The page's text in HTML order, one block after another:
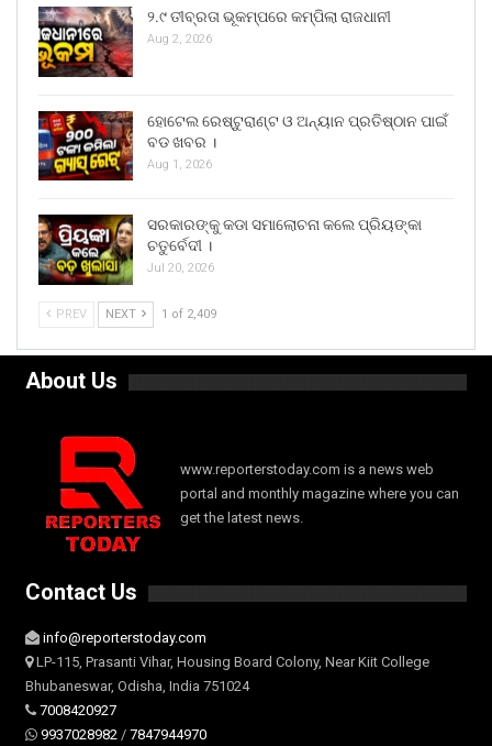
୨.୯ ତୀବ୍ରତା ଭୂକମ୍ପରେ କମ୍ପିଲା ରାଜଧାନୀ
Aug 2, 2026
ହୋଟେଲ ରେଷ୍ଟୁରାଣ୍ଟ ଓ ଅନ୍ୟାନ ପ୍ରତିଷ୍ଠାନ ପାଇଁ
ବଡ ଖବର ।
Aug 1, 2026
ସରକାରଙ୍କୁ କଡା ସମାଲୋଚନା କଲେ ପ୍ରିୟଙ୍କା
ଚତୁର୍ବେଦୀ ।
Jul 20, 2026
PREV NEXT 1 of 2,409
About Us
www.reporterstoday.com is a news web
portal and monthly magazine where you can
get the latest news.
Contact Us
info@reporterstoday.com
LP-115, Prasanti Vihar, Housing Board Colony, Near Kiit College
Bhubaneswar, Odisha, India 751024
7008420927
9937028982 / 7847944970